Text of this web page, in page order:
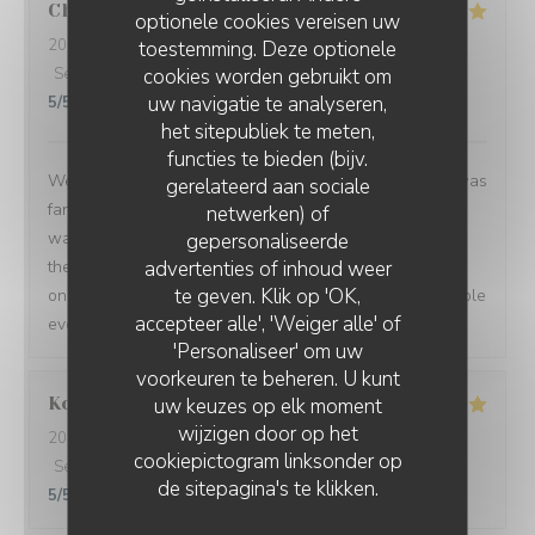
optionele cookies vereisen uw
toestemming. Deze optionele
cookies worden gebruikt om
uw navigatie te analyseren,
het sitepubliek te meten,
functies te bieden (bijv.
gerelateerd aan sociale
netwerken) of
gepersonaliseerde
advertenties of inhoud weer
te geven. Klik op 'OK,
accepteer alle', 'Weiger alle' of
'Personaliseer' om uw
voorkeuren te beheren. U kunt
uw keuzes op elk moment
wijzigen door op het
cookiepictogram linksonder op
de sitepagina's te klikken.
Charlotte W
2026-07-31
- 19:45 - Gasten 2
Service
Atmosfeer:5/5 Keuken: 5 /5 Kwaliteit / Prijs
5/5
We went for a birthday meal and it was perfect. Food was
fantastic in taste and presentation. They didn't know it
was my birthday until I got there when my husband told
them, when my dessert came out they popped a candle
on and the staff all sang happy birthday to me. The whole
evening was excellent. Highly recommend!!
Kordula
2026-07-27
- 19:00 - Gasten 4
Service
/5 Atmosfeer:5/5 Keuken: 5/5 Kwaliteit / Prijs
5/5